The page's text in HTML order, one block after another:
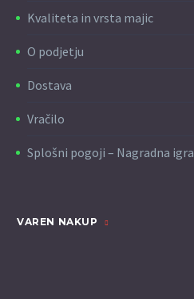
Kvaliteta in vrsta majic
O podjetju
Dostava
Vračilo
Splošni pogoji – Nagradna igra
VAREN NAKUP